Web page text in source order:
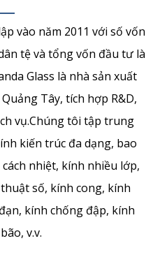
vào năm 2011 với số vốn
tệ và tổng vốn đầu tư là
Glass là nhà sản xuất
Tây, tích hợp R&D,
vụ.Chúng tôi tập trung
kiến ​​trúc đa dạng, bao
nhiệt, kính nhiều lớp,
số, kính cong, kính
kính chống đập, kính
v.v.